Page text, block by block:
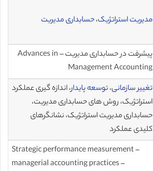
مدیریت استراتژیک،حسابداری مدیریت
پیشرفت در حسابداری مدیریت – Advances in
Management Accounting
تغییر سازمانی،توسعه پایدار، اندازه گیری عملکرد
استراتژیک، روش های حسابداری مدیریت،
حسابداری مدیریت استراتژیک، نشانگرهای
کلیدی عملکرد
Strategic performance measurement –
managerial accounting practices –